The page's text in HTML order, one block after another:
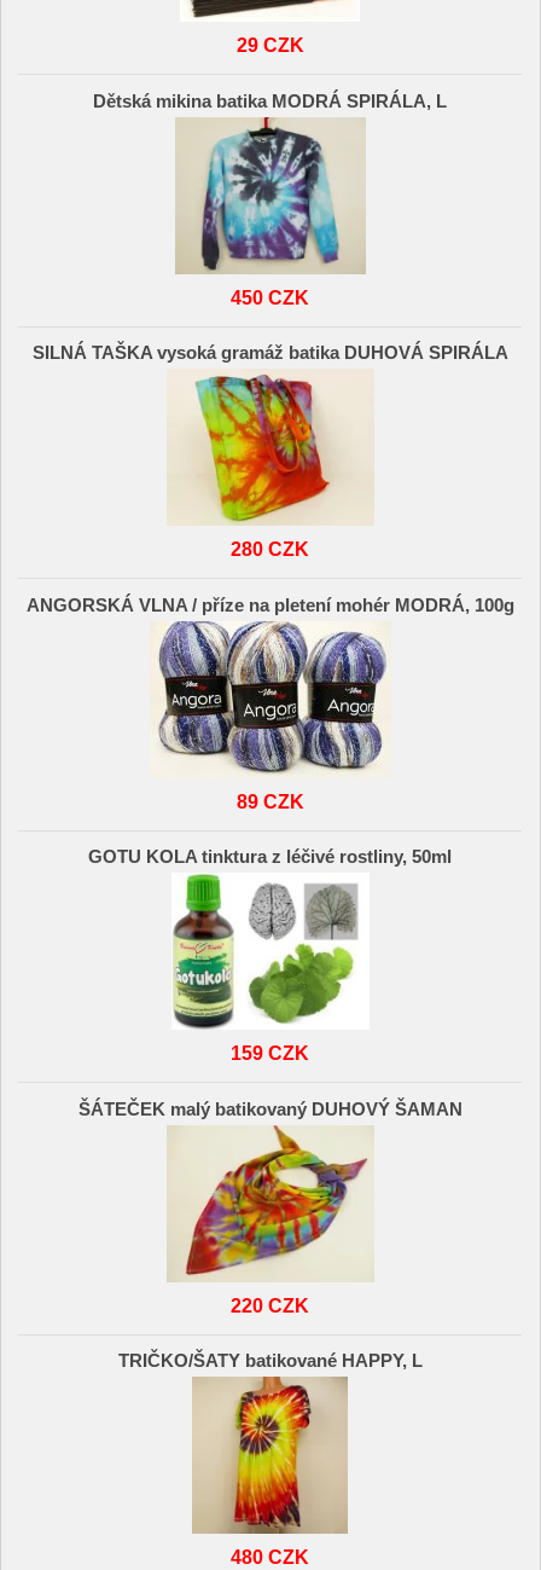
29 CZK
Dětská mikina batika MODRÁ SPIRÁLA, L
450 CZK
SILNÁ TAŠKA vysoká gramáž batika DUHOVÁ SPIRÁLA
280 CZK
ANGORSKÁ VLNA / příze na pletení mohér MODRÁ, 100g
89 CZK
GOTU KOLA tinktura z léčivé rostliny, 50ml
159 CZK
ŠÁTEČEK malý batikovaný DUHOVÝ ŠAMAN
220 CZK
TRIČKO/ŠATY batikované HAPPY, L
480 CZK